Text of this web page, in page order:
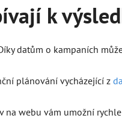
k
datům o kampaních
plánování vycházející z
na webu vám umožní